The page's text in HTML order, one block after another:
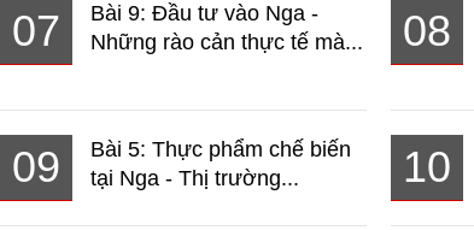
07
Bài 9: Đầu tư vào Nga -
Những rào cản thực tế mà...
08
09
Bài 5: Thực phẩm chế biến
tại Nga - Thị trường...
10